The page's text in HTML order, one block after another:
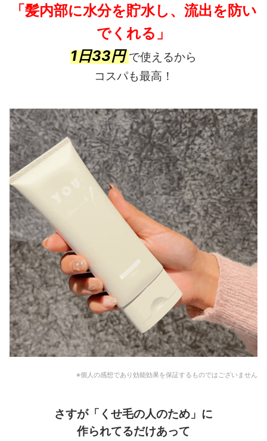
「髪内部に水分を貯水し、 流出を防い
でくれる」
1日33円で使えるから
コスパも最高！
※個人の感想であり効能効果を保証するものではございません
さすが「くせ毛の人のため」に
作られてるだけあって